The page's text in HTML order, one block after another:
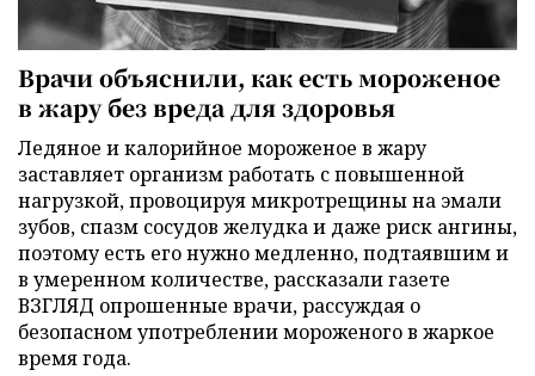
Врачи объяснили, как есть мороженое
в жару без вреда для здоровья
Ледяное и калорийное мороженое в жару
заставляет организм работать с повышенной
нагрузкой, провоцируя микротрещины на эмали
зубов, спазм сосудов желудка и даже риск ангины,
поэтому есть его нужно медленно, подтаявшим и
в умеренном количестве, рассказали газете
ВЗГЛЯД опрошенные врачи, рассуждая о
безопасном употреблении мороженого в жаркое
время года.